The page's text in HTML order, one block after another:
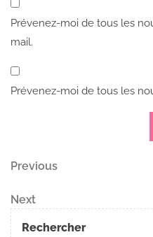
Prévenez-moi de tous les
mail.
Prévenez-moi de tous les
Navigation
de
l’article
Previous
Previous
Next
Post
Next
Rechercher